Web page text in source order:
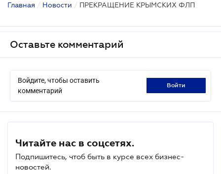
Главная / Новости / ПРЕКРАЩЕНИЕ КРЫМСКИХ ФЛП
Оставьте комментарий
Войдите, чтобы оставить
комментарий
войти
Читайте нас в соцсетях.
Подпишитесь, чтоб быть в курсе всех бизнес-
новостей.